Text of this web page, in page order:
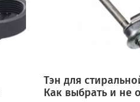
Тэн для
Как выбрать и не